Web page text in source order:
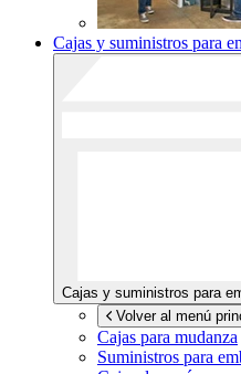
Cajas y suministros para
Cajas y suministros para
Volver al menú
Cajas para mudanza
Suministros para